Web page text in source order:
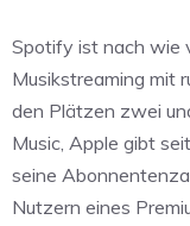
Spotify ist nach wie
Musikstreaming mit
den Plätzen zwei
Music, Apple gibt
seine
Nutzern eines